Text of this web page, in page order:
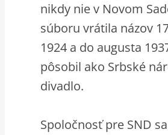
nikdy nie v Novom
súboru vrátila názov
1924 a do augusta
pôsobil ako Srbské
divadlo.
Spoločnosť pre SND